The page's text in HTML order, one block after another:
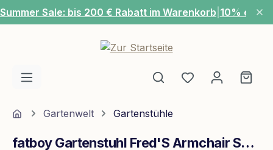
Zum Hauptinhalt springen
Summer Sale: bis 200 € Rabatt im Warenkorb 10% extra
Du hast 0
HomeGartenwelt Gartenstühle
fatboy Gartenstuhl Fred'S Armchair Set (2 Pcs) light grey